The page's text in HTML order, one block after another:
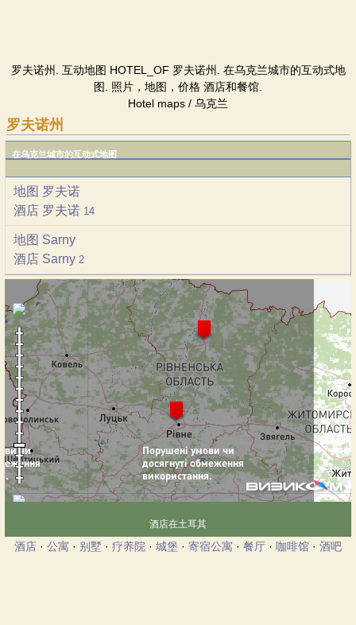
罗夫诺州. 互动地图 HOTEL_OF 罗夫诺州. 在乌克兰城市的互动式地
图. 照片，地图，价格 酒店和餐馆.
Hotel maps / 乌克兰
罗夫诺州
在乌克兰城市的互动式地图
地图 罗夫诺
酒店 罗夫诺 14
地图 Sarny
酒店 Sarny 2
酒店在土耳其
酒店 · 公寓 · 别墅 · 疗养院 · 城堡 · 寄宿公寓 · 餐厅 · 咖啡馆 · 酒吧